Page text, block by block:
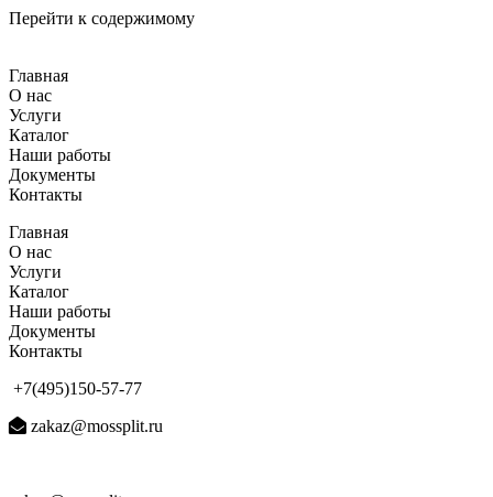
Перейти к содержимому
Главная
О нас
Услуги
Каталог
Наши работы
Документы
Контакты
Главная
О нас
Услуги
Каталог
Наши работы
Документы
Контакты
+7(495)150-57-77
zakaz@mossplit.ru